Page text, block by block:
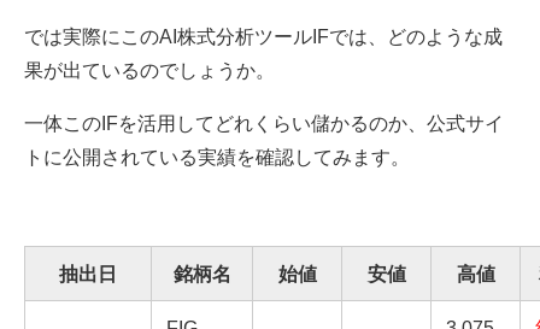
では実際にこのAI株式分析ツールIFでは、どのような成
果が出ているのでしょうか。
一体このIFを活用してどれくらい儲かるのか、公式サイ
トに公開されている実績を確認してみます。
抽出日 銘柄名 始値 安値 高値